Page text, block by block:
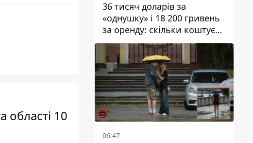
області 10
36 тисяч доларів за
«однушку» і 18 200 гривень
за оренду: скільки коштує
житло у Дніпропетровської
області
06:47